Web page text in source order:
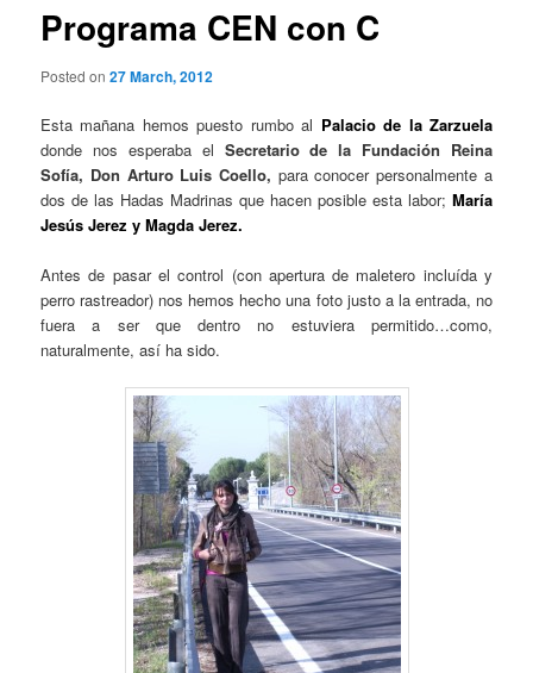
Programa CEN con C
Posted on27 March, 2012
Esta mañana hemos puesto rumbo al Palacio de la Zarzuela
donde nos esperaba el Secretario de la Fundación Reina
Sofía, Don Arturo Luis Coello, para conocer personalmente a
dos de las Hadas Madrinas que hacen posible esta labor; María
Jesús Jerez y Magda Jerez.
Antes de pasar el control (con apertura de maletero incluída y
perro rastreador) nos hemos hecho una foto justo a la entrada, no
fuera a ser que dentro no estuviera permitido…como,
naturalmente, así ha sido.